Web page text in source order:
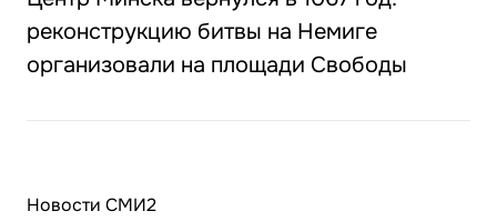
реконструкцию битвы на Немиге
организовали на площади Свободы
Новости СМИ2